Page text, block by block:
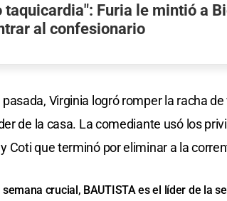
taquicardia": Furia le mintió a
al confesionario
Virginia logró romper la racha
de la casa. La comediante usó los
Coti que terminó por eliminar a la
semana crucial, BAUTISTA es el líder de la